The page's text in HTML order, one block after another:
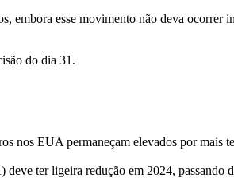
embora esse movimento não deva
do dia 31.
nos EUA permaneçam elevados por mais
ter ligeira redução em 2024, passando